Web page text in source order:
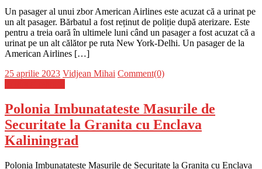
Un pasager al unui zbor American Airlines este acuzat că a urinat pe
un alt pasager. Bărbatul a fost reținut de poliție după aterizare. Este
pentru a treia oară în ultimele luni când un pasager a fost acuzat că a
urinat pe un alt călător pe ruta New York-Delhi. Un pasager de la
American Airlines […]
Posted
25 aprilie 2023 Author
Vidjean Mihai Comment(0)
Polonia Imbunatateste Masurile de
Securitate la Granita cu Enclava
Kaliningrad
Polonia Imbunatateste Masurile de Securitate la Granita cu Enclava